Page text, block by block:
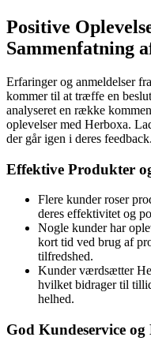
Positive
Sammenfatning
Erfaringer og anmeldelser
kommer til at træffe en
analyseret en række
oplevelser med Herboxa.
der går igen i deres feedback.
Effektive Produkter
Flere kunder roser
deres effektivitet og
Nogle kunder har
kort tid ved brug af
tilfredshed.
Kunder værdsætter
hvilket bidrager til
helhed.
God Kundeservice